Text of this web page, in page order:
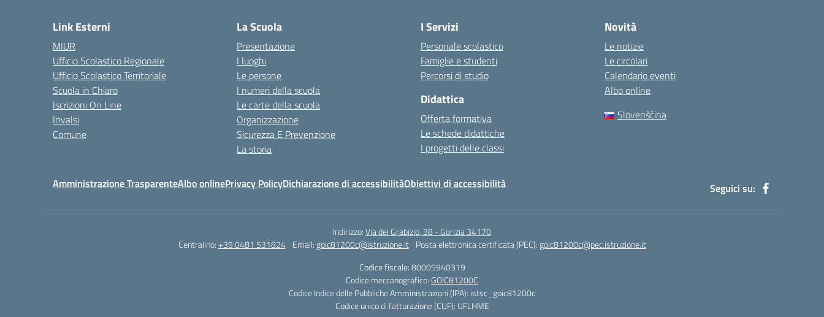
Link Esterni
MIUR
Ufficio Scolastico Regionale
Ufficio Scolastico Territoriale
Scuola in Chiaro
Iscrizioni On Line
Invalsi
Comune
La Scuola
Presentazione
I luoghi
Le persone
I numeri della scuola
Le carte della scuola
Organizzazione
Sicurezza E Prevenzione
La storia
I Servizi
Personale scolastico
Famiglie e studenti
Percorsi di studio
Didattica
Offerta formativa
Le schede didattiche
I progetti delle classi
Novità
Le notizie
Le circolari
Calendario eventi
Albo online
Slovenščina
Amministrazione TrasparenteAlbo onlinePrivacy PolicyDichiarazione di accessibilitàObiettivi di accessibilità Seguici su:
Indirizzo:Via dei Grabizio, 38 - Gorizia 34170
Centralino:+39 0481 531824 Email: goic81200c@istruzione.it Posta elettronica certificata (PEC): goic81200c@pec.istruzione.it
Codice fiscale: 80005940319
Codice meccanografico: GOIC81200C
Codice Indice delle Pubbliche Amministrazioni (IPA): istsc_goic81200c
Codice unico di fatturazione (CUF): UFLHME